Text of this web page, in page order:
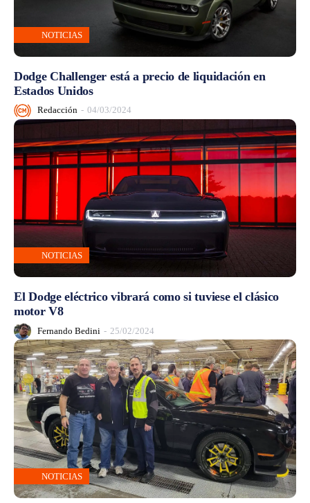
NOTICIAS
Dodge Challenger está a precio de liquidación en
Estados Unidos
Redacción - 04/03/2024
NOTICIAS
El Dodge eléctrico vibrará como si tuviese el clásico
motor V8
Fernando Bedini - 25/02/2024
NOTICIAS